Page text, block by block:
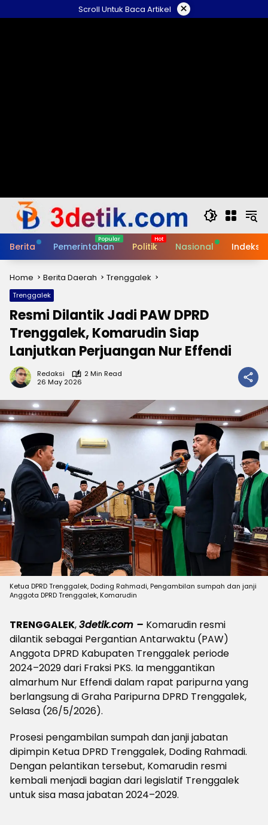
to
Scroll Untuk Baca Artikel ×
Berita Pemerintahan Politik Nasional Indeks
Home Berita Daerah Trenggalek
Trenggalek
Resmi Dilantik Jadi PAW DPRD
Trenggalek, Komarudin Siap
Lanjutkan Perjuangan Nur Effendi
Redaksi
2 Min Read
26 May 2026
Ketua DPRD Trenggalek, Doding Rahmadi, Pengambilan sumpah dan janji
Anggota DPRD Trenggalek, Komarudin
TRENGGALEK,3detik.com – Komarudin resmi
dilantik sebagai Pergantian Antarwaktu (PAW)
Anggota DPRD Kabupaten Trenggalek periode
2024–2029 dari Fraksi PKS. Ia menggantikan
almarhum Nur Effendi dalam rapat paripurna yang
berlangsung di Graha Paripurna DPRD Trenggalek,
Selasa (26/5/2026).
Prosesi pengambilan sumpah dan janji jabatan
dipimpin Ketua DPRD Trenggalek, Doding Rahmadi.
Dengan pelantikan tersebut, Komarudin resmi
kembali menjadi bagian dari legislatif Trenggalek
untuk sisa masa jabatan 2024–2029.